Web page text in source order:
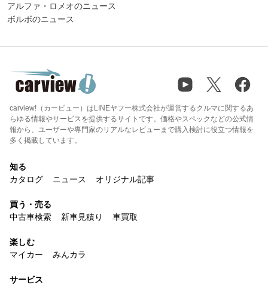
アルファ・ロメオのニュース
ボルボのニュース
carview!（カービュー）はLINEヤフー株式会社が運営するクルマに関するあ
らゆる情報やサービスを提供するサイトです。価格やスペックなどの公式情
報から、ユーザーや専門家のリアルなレビューまで購入検討に役立つ情報を
多く掲載しています。
知る
カタログ
ニュース オリジナル記事
買う・売る
中古車検索
新車見積り 車買取
楽しむ
マイカー
みんカラ
サービス